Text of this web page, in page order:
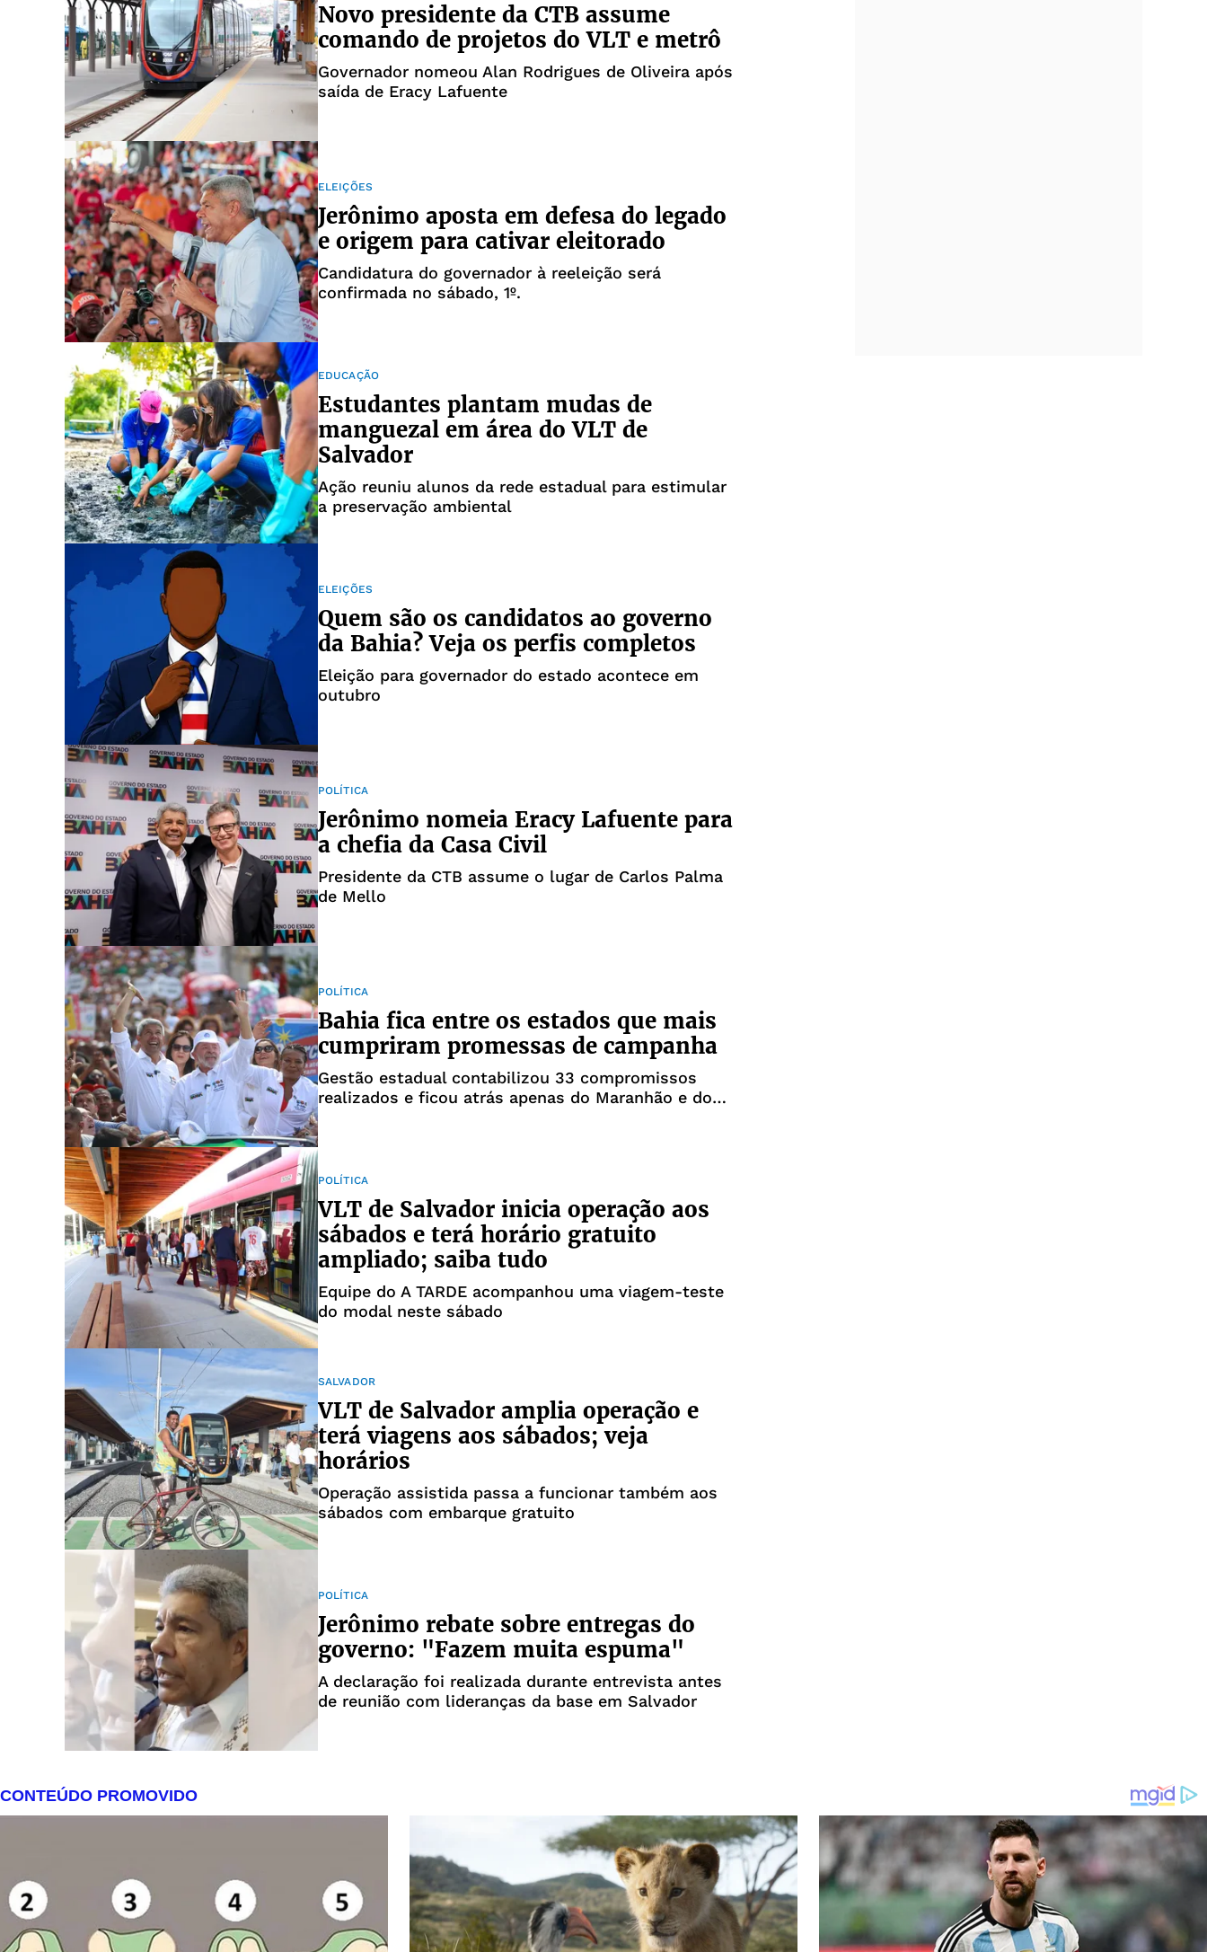
Novo presidente da CTB assume
comando de projetos do VLT e metrô
Governador nomeou Alan Rodrigues de Oliveira após
saída de Eracy Lafuente
ELEIÇÕES
Jerônimo aposta em defesa do legado
e origem para cativar eleitorado
Candidatura do governador à reeleição será
confirmada no sábado, 1º.
EDUCAÇÃO
Estudantes plantam mudas de
manguezal em área do VLT de
Salvador
Ação reuniu alunos da rede estadual para estimular
a preservação ambiental
ELEIÇÕES
Quem são os candidatos ao governo
da Bahia? Veja os perfis completos
Eleição para governador do estado acontece em
outubro
POLÍTICA
Jerônimo nomeia Eracy Lafuente para
a chefia da Casa Civil
Presidente da CTB assume o lugar de Carlos Palma
de Mello
POLÍTICA
Bahia fica entre os estados que mais
cumpriram promessas de campanha
Gestão estadual contabilizou 33 compromissos
realizados e ficou atrás apenas do Maranhão e do
POLÍTICA
VLT de Salvador inicia operação aos
sábados e terá horário gratuito
ampliado; saiba tudo
Equipe do A TARDE acompanhou uma viagem-teste
do modal neste sábado
SALVADOR
VLT de Salvador amplia operação e
terá viagens aos sábados; veja
horários
Operação assistida passa a funcionar também aos
sábados com embarque gratuito
POLÍTICA
Jerônimo rebate sobre entregas do
governo: "Fazem muita espuma"
A declaração foi realizada durante entrevista antes
de reunião com lideranças da base em Salvador